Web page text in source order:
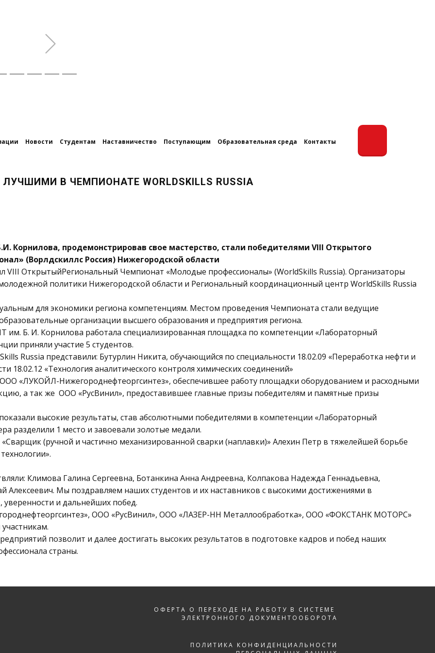
Новости Студентам Наставничество Поступающим Образовательная среда Контакты
В ЧЕМПИОНАТЕ WORLDSKILLS RUSSIA
Корнилова, продемонстрировав свое мастерство, стали победителями VIII Открытого
(Ворлдскиллс Россия) Нижегородской области
VIII ОткрытыйРегиональный Чемпионат «Молодые профессионалы» (WorldSkills Russia). Организаторы
политики Нижегородской области и Региональный координационный центр WorldSkills Russia
для экономики региона компетенциям. Местом проведения Чемпионата стали ведущие
организации высшего образования и предприятия региона.
им. Б. И. Корнилова работала специализированная площадка по компетенции «Лабораторный
приняли участие 5 студентов.
Russia представили: Бутурлин Никита, обучающийся по специальности 18.02.09 «Переработка нефти и
18.02.12 «Технология аналитического контроля химических соединений»
«ЛУКОЙЛ-Нижегороднефтеоргсинтез», обеспечившее работу площадки оборудованием и расходными
а так же ООО «РусВинил», предоставившее главные призы победителям и памятные призы
высокие результаты, став абсолютными победителями в компетенции «Лабораторный
разделили 1 место и завоевали золотые медали.
(ручной и частично механизированной сварки (наплавки)» Алехин Петр в тяжелейшей борьбе
Климова Галина Сергеевна, Ботанкина Анна Андреевна, Колпакова Надежда Геннадьевна,
Мы поздравляем наших студентов и их наставников с высокими достижениями в
и дальнейших побед.
ООО «РусВинил», ООО «ЛАЗЕР-НН Металлообработка», ООО «ФОКСТАНК МОТОРС»
позволит и далее достигать высоких результатов в подготовке кадров и побед наших
страны.
ОФЕРТА О ПЕРЕХОДЕ НА РАБОТУ В СИСТЕМЕ
ЭЛЕКТРОННОГО ДОКУМЕНТООБОРОТА
ПОЛИТИКА КОНФИДЕНЦИАЛЬНОСТИ